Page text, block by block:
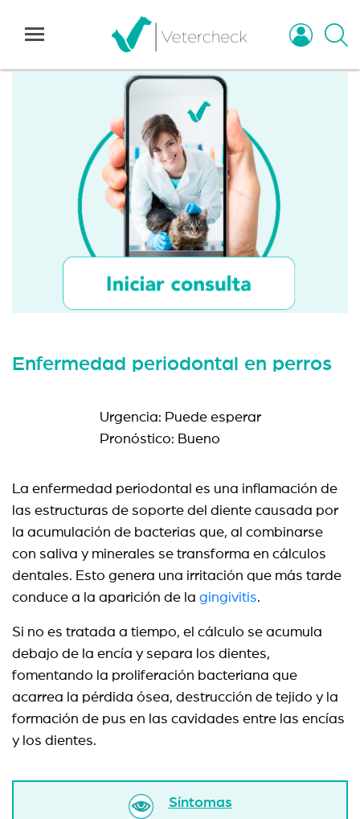
Enfermedad periodontal en perros
Urgencia: Puede esperar
Pronóstico: Bueno
La enfermedad periodontal es una inflamación de
las estructuras de soporte del diente causada por
la acumulación de bacterias que, al combinarse
con saliva y minerales se transforma en cálculos
dentales. Esto genera una irritación que más tarde
conduce a la aparición de la gingivitis.
Si no es tratada a tiempo, el cálculo se acumula
debajo de la encía y separa los dientes,
fomentando la proliferación bacteriana que
acarrea la pérdida ósea, destrucción de tejido y la
formación de pus en las cavidades entre las encías
y los dientes.
Síntomas